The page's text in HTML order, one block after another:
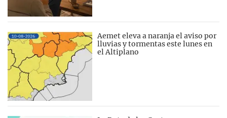
Aemet eleva a naranja el aviso por
lluvias y tormentas este lunes en
el Altiplano